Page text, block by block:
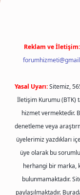
Reklam ve İletişim:
Yasal Uyarı:Sitemiz,
İletişim Kurumu (BTK)
hizmet vermektedir.
denetleme veya
üyelerimiz yazdıkları
üye olarak bu
herhangi bir marka,
bulunmamaktadır.
paylaşılmaktadır.